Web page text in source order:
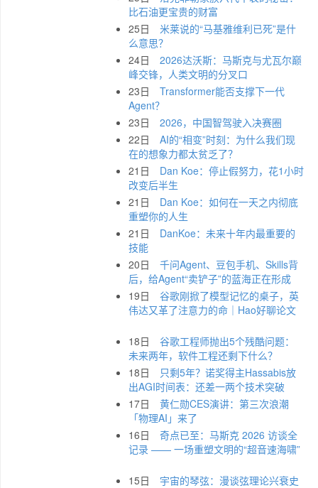
比石油更宝贵的财富
25日
米莱说的“马基雅维利已死”是什
么意思？
24日
2026达沃斯：马斯克与尤瓦尔巅
峰交锋，人类文明的分叉口
23日
Transformer能否支撑下一代
Agent？
23日
2026，中国智驾驶入决赛圈
22日
AI的“相变”时刻：为什么我们现
在的想象力都太贫乏了？
21日
Dan Koe：停止假努力，花1小时
改变后半生
21日
Dan Koe：如何在一天之内彻底
重塑你的人生
21日
DanKoe：未来十年内最重要的
技能
20日
千问Agent、豆包手机、Skills背
后，给Agent“卖铲子”的蓝海正在形成
19日
谷歌刚掀了模型记忆的桌子，英
伟达又革了注意力的命｜Hao好聊论文
18日
谷歌工程师抛出5个残酷问题：
未来两年，软件工程还剩下什么？
18日
只剩5年？诺奖得主Hassabis放
出AGI时间表：还差一两个技术突破
17日
黄仁勋CES演讲：第三次浪潮
「物理AI」来了
16日
奇点已至：马斯克 2026 访谈全
记录 —— 一场重塑文明的“超音速海啸”
15日 宇宙的琴弦：漫谈弦理论兴衰史